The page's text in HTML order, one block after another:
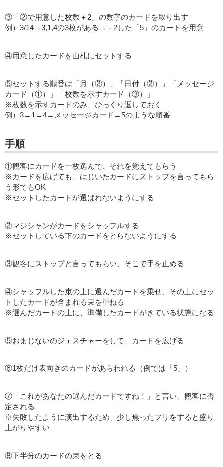
③「②で用意した枚数＋2」の数字のカードを取り出す
例）3/14→3,1,4の3枚がある→＋2した「5」のカードを用意
④用意したカードを山札にセットする
⑤セットする順番は「月（②）」「日付（②）」「メッセージ
カード（①）」「枚数を示すカード（③）」
※枚数を示すカードのみ、ひっくり返しておく
例）3→1→4→メッセージカード→5のような順番
手順
①観客にカードを一枚選んで、それを覚えてもらう
※カードを広げても、はじいたカードにストップを言ってもら
う形でもOK
※セットしたカードが選ばれないようにする
②マジシャンがカードをシャッフルする
※セットしている下のカードをとらないようにする
③観客にストップと言ってもらい、そこで手を止める
④シャッフルした束の上に選んだカードを乗せ、その上にセッ
トしたカードが含まれる束を重ねる
※選んだカードの上に、準備したカードがきている状態になる
⑤おまじないのジェスチャーをして、カードを広げる
⑥1枚だけ表向きのカードがあらわれる（例では「5」）
⑦「これがあなたの選んだカードですね！」と言い、観客に否
定される
※失敗したように演出するため、少し焦ったフリをすると盛り
上がりやすい
⑧下半分のカードの束をとる